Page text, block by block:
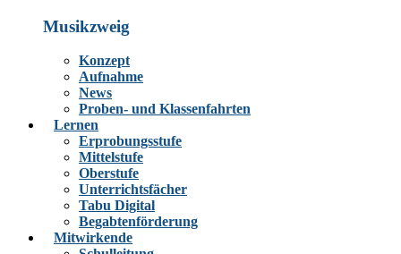
Musikzweig
Konzept
Aufnahme
News
Proben- und Klassenfahrten
Lernen
Erprobungsstufe
Mittelstufe
Oberstufe
Unterrichtsfächer
Tabu Digital
Begabtenförderung
Mitwirkende